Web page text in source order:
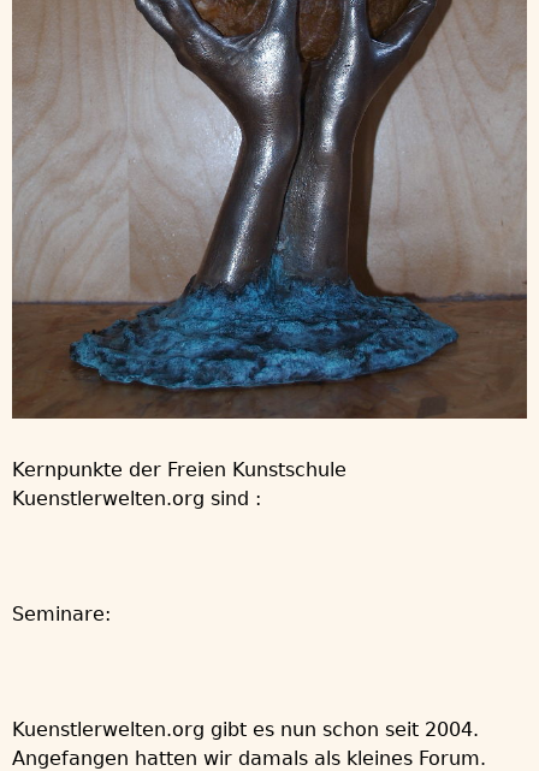
Kernpunkte der Freien Kunstschule
Kuenstlerwelten.org sind :
Seminare:
Kuenstlerwelten.org gibt es nun schon seit 2004.
Angefangen hatten wir damals als kleines Forum.